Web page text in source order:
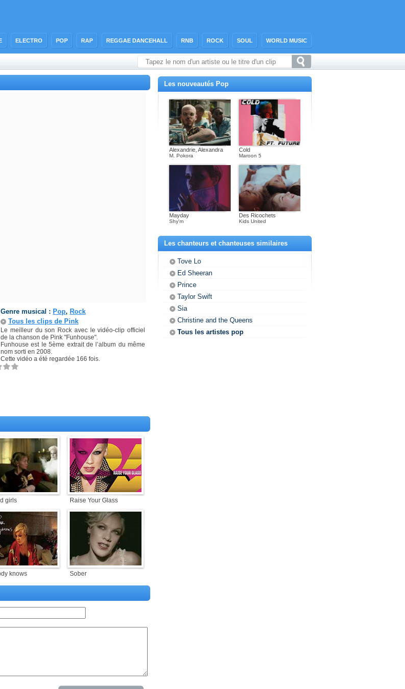
ELECTRO POP RAP REGGAE DANCEHALL RNB ROCK SOUL WORLD MUSIC
Genre musical : Pop, Rock
Tous les clips de Pink
Le meilleur du son Rock avec le vidéo-clip officiel
de la chanson de Pink "Funhouse".
Funhouse est le 5ème extrait de l’album du même
nom sorti en 2008.
Cette vidéo a été regardée 166 fois.
girls Raise Your Glass
knows Sober
Les nouveautés Pop
Alexandrie, Alexandra
M. Pokora
Cold
Maroon 5
Mayday
Shy'm
Des Ricochets
Kids United
Les chanteurs et chanteuses similaires
Tove Lo
Ed Sheeran
Prince
Taylor Swift
Sia
Christine and the Queens
Tous les artistes pop